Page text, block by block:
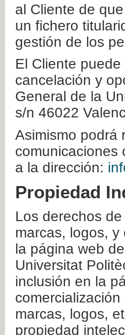
al Cliente de
un fichero
gestión de los
El Cliente
cancelación y
General de la
s/n 46022
Asimismo podrá
comunicaciones
a la dirección:
Propiedad
Los derechos
marcas, logos,
la página web
Universitat
inclusión en la
marcas, logos,
propiedad